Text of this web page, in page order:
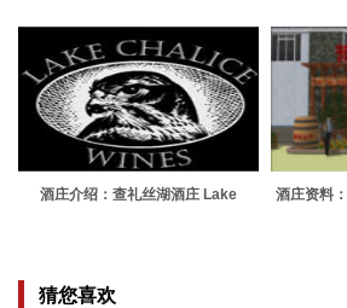
酒庄介绍：查礼丝湖酒庄 Lake
酒庄资料
猜您喜欢